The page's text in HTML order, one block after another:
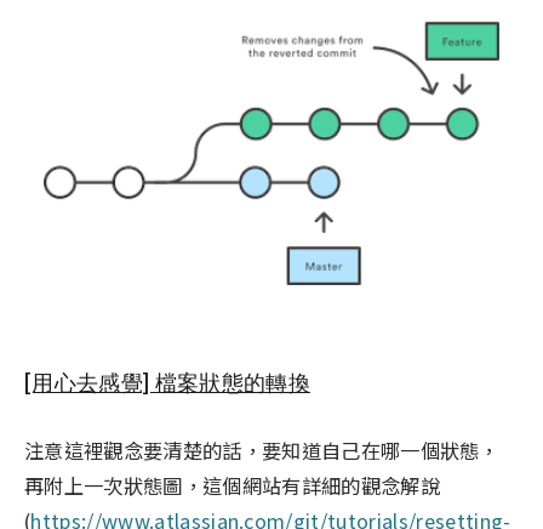
[用心去感覺] 檔案狀態的轉換
注意這裡觀念要清楚的話，要知道自己在哪一個狀態，
再附上一次狀態圖，這個網站有詳細的觀念解說
(https://www.atlassian.com/git/tutorials/resetting-